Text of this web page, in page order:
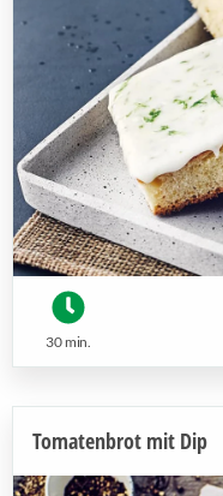
30 min.
Tomatenbrot mit Dip